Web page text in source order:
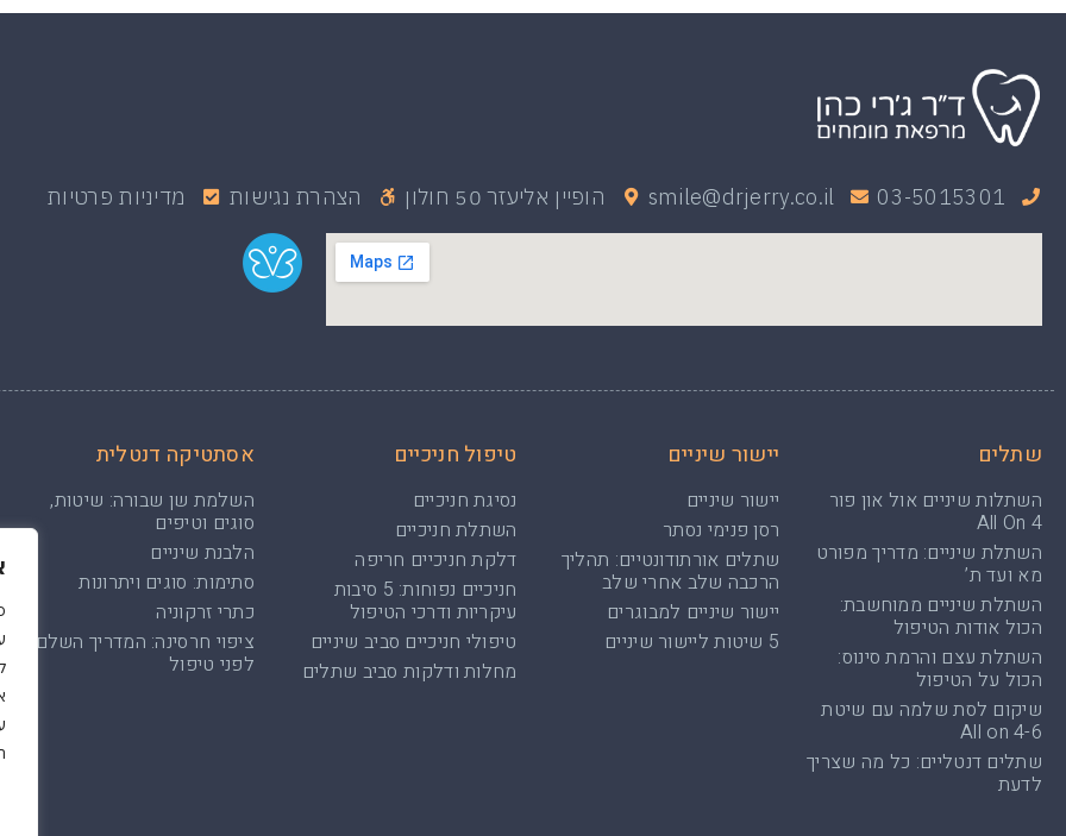
03-5015301
smile@drjerry.co.il הופיין אליעזר 50 חולון הצהרת נגישות מדיניות פרטיות
שתלים
השתלות שיניים אול און פור
All On 4
השתלת שיניים: מדריך מפורט
מא ועד ת’
השתלת שיניים ממוחשבת:
הכול אודות הטיפול
השתלת עצם והרמת סינוס:
הכול על הטיפול
שיקום לסת שלמה עם שיטת
All on 4-6
שתלים דנטליים: כל מה שצריך
לדעת
יישור שיניים
יישור שיניים
רסן פנימי נסתר
שתלים אורתודונטיים: תהליך
הרכבה שלב אחרי שלב
יישור שיניים למבוגרים
5 שיטות ליישור שיניים
טיפול חניכיים
נסיגת חניכיים
השתלת חניכיים
דלקת חניכיים חריפה
חניכיים נפוחות: 5 סיבות
עיקריות ודרכי הטיפול
טיפולי חניכיים סביב שיניים
מחלות ודלקות סביב שתלים
אסתטיקה דנטלית
השלמת שן שבורה: שיטות,
סוגים וטיפים
הלבנת שיניים
סתימות: סוגים ויתרונות
כתרי זרקוניה
ציפוי חרסינה: המדריך השלם
לפני טיפול